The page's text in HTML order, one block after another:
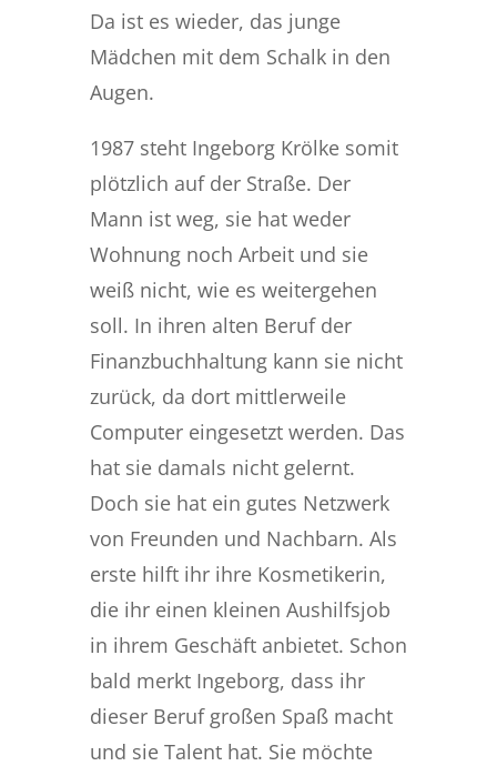
Da ist es wieder, das junge
Mädchen mit dem Schalk in den
Augen.
1987 steht Ingeborg Krölke somit
plötzlich auf der Straße. Der
Mann ist weg, sie hat weder
Wohnung noch Arbeit und sie
weiß nicht, wie es weitergehen
soll. In ihren alten Beruf der
Finanzbuchhaltung kann sie nicht
zurück, da dort mittlerweile
Computer eingesetzt werden. Das
hat sie damals nicht gelernt.
Doch sie hat ein gutes Netzwerk
von Freunden und Nachbarn. Als
erste hilft ihr ihre Kosmetikerin,
die ihr einen kleinen Aushilfsjob
in ihrem Geschäft anbietet. Schon
bald merkt Ingeborg, dass ihr
dieser Beruf großen Spaß macht
und sie Talent hat. Sie möchte